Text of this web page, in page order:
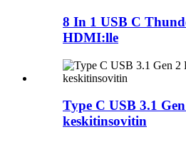
8 In 1 USB C
HDMI:lle
Type C USB 3.1
keskitinsovitin